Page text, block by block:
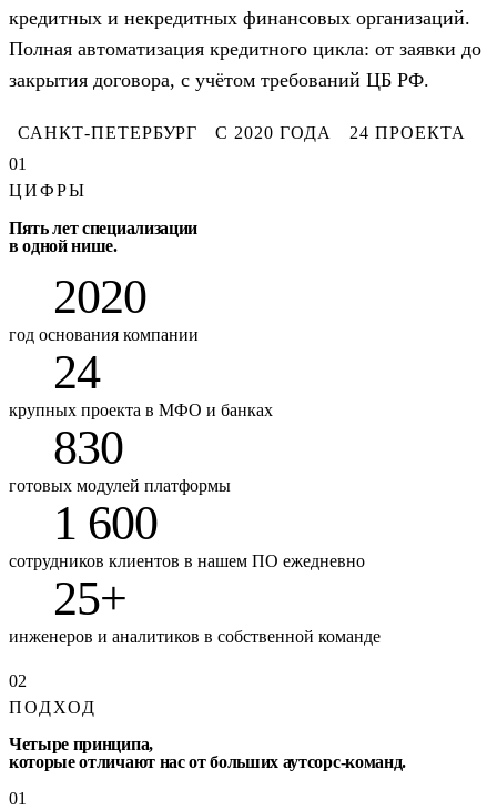
кредитных и некредитных финансовых организаций.
Полная автоматизация кредитного цикла: от заявки до
закрытия договора, с учётом требований ЦБ РФ.
САНКТ-ПЕТЕРБУРГ С 2020 ГОДА
24 ПРОЕКТА
01
ЦИФРЫ
Пять лет специализации
в одной нише.
2020
год основания компании
24
крупных проекта в МФО и банках
830
готовых модулей платформы
1 600
сотрудников клиентов в нашем ПО ежедневно
25+
инженеров и аналитиков в собственной команде
02
ПОДХОД
Четыре принципа,
которые отличают нас от больших аутсорс-команд.
01